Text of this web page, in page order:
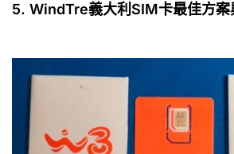
5. WindTre義大利SIM卡最佳方案